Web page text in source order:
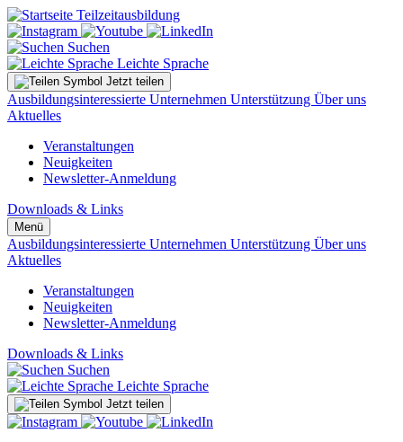
Suchen
Leichte Sprache
Jetzt teilen
Ausbildungsinteressierte Unternehmen Unterstützung Über uns
Aktuelles
Veranstaltungen
Neuigkeiten
Newsletter-Anmeldung
Downloads & Links
Menü
Ausbildungsinteressierte Unternehmen Unterstützung Über uns
Aktuelles
Veranstaltungen
Neuigkeiten
Newsletter-Anmeldung
Downloads & Links
Suchen
Leichte Sprache
Jetzt teilen